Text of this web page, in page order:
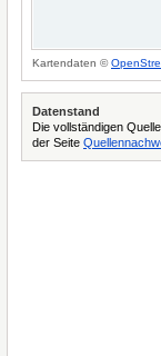
Kartendaten ©
Datenstand
Die vollständigen
der Seite